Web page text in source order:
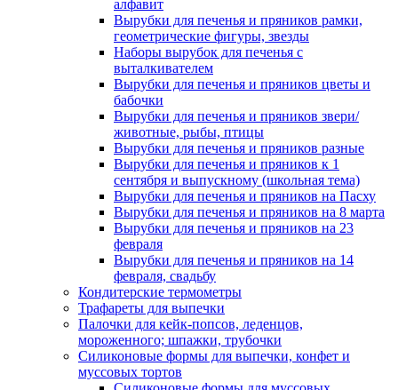
алфавит
Вырубки для печенья и пряников рамки,
геометрические фигуры, звезды
Наборы вырубок для печенья с
выталкивателем
Вырубки для печенья и пряников цветы и
бабочки
Вырубки для печенья и пряников звери/
животные, рыбы, птицы
Вырубки для печенья и пряников разные
Вырубки для печенья и пряников к 1
сентября и выпускному (школьная тема)
Вырубки для печенья и пряников на Пасху
Вырубки для печенья и пряников на 8 марта
Вырубки для печенья и пряников на 23
февраля
Вырубки для печенья и пряников на 14
февраля, свадьбу
Кондитерские термометры
Трафареты для выпечки
Палочки для кейк-попсов, леденцов,
мороженного; шпажки, трубочки
Силиконовые формы для выпечки, конфет и
муссовых тортов